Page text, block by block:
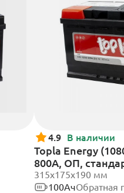
4.9 В наличии
Topla Energy
800А, ОП,
315x175x190 мм
100АчОбратная